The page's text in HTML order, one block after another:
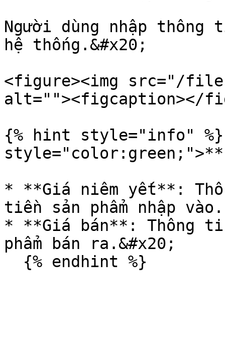
Người dùng nhập
hệ thống.&#x20;
<figure><img src="/files/
alt=""><figcaption></
{% hint style="info" %}
* **Giá niêm yết**:
tiền sản phẩm nhập vào.
* **Giá bán**: Thông
phẩm bán ra.&#x20;